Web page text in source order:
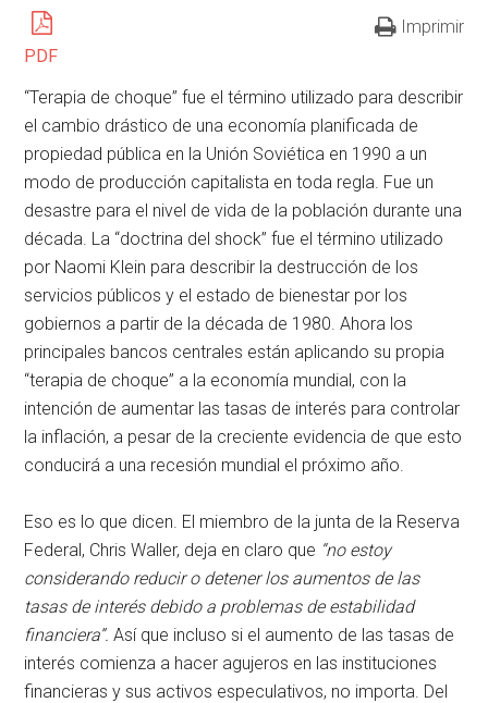
PDF
Imprimir
“Terapia de choque” fue el término utilizado para describir
el cambio drástico de una economía planificada de
propiedad pública en la Unión Soviética en 1990 a un
modo de producción capitalista en toda regla. Fue un
desastre para el nivel de vida de la población durante una
década. La “doctrina del shock” fue el término utilizado
por Naomi Klein para describir la destrucción de los
servicios públicos y el estado de bienestar por los
gobiernos a partir de la década de 1980. Ahora los
principales bancos centrales están aplicando su propia
“terapia de choque” a la economía mundial, con la
intención de aumentar las tasas de interés para controlar
la inflación, a pesar de la creciente evidencia de que esto
conducirá a una recesión mundial el próximo año.
Eso es lo que dicen. El miembro de la junta de la Reserva
Federal, Chris Waller, deja en claro que “no estoy
considerando reducir o detener los aumentos de las
tasas de interés debido a problemas de estabilidad
financiera”.Así que incluso si el aumento de las tasas de
interés comienza a hacer agujeros en las instituciones
financieras y sus activos especulativos, no importa. Del